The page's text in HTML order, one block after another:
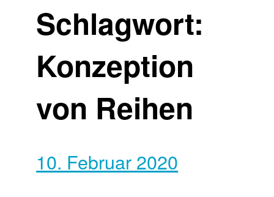
Schlagwort:
Konzeption
von Reihen
10. Februar 2020